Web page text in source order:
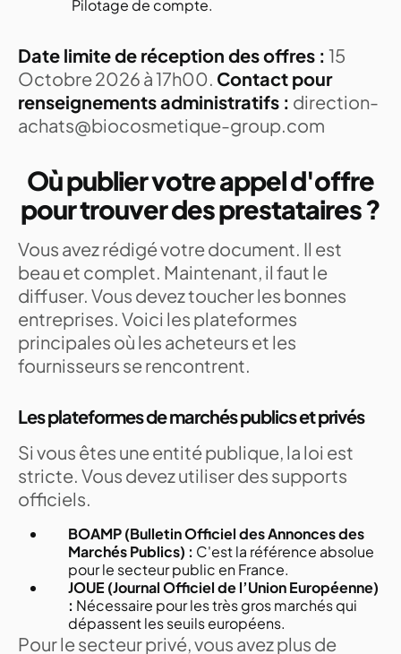
Pilotage de compte.
Date limite de réception des offres : 15
Octobre 2026 à 17h00. Contact pour
renseignements administratifs : direction-
achats@biocosmetique-group.com
Où publier votre appel d'offre
pour trouver des prestataires ?
Vous avez rédigé votre document. Il est
beau et complet. Maintenant, il faut le
diffuser. Vous devez toucher les bonnes
entreprises. Voici les plateformes
principales où les acheteurs et les
fournisseurs se rencontrent.
Les plateformes de marchés publics et privés
Si vous êtes une entité publique, la loi est
stricte. Vous devez utiliser des supports
officiels.
BOAMP (Bulletin Officiel des Annonces des
Marchés Publics) : C'est la référence absolue
pour le secteur public en France.
JOUE (Journal Officiel de l’Union Européenne)
: Nécessaire pour les très gros marchés qui
dépassent les seuils européens.
Pour le secteur privé, vous avez plus de